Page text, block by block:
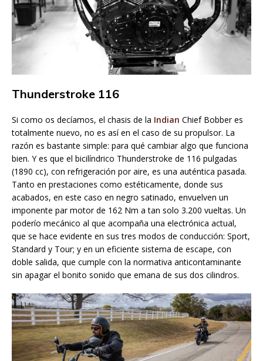
Thunderstroke 116
Si como os decíamos, el chasis de la Indian Chief Bobber es
totalmente nuevo, no es así en el caso de su propulsor. La
razón es bastante simple: para qué cambiar algo que funciona
bien. Y es que el bicilíndrico Thunderstroke de 116 pulgadas
(1890 cc), con refrigeración por aire, es una auténtica pasada.
Tanto en prestaciones como estéticamente, donde sus
acabados, en este caso en negro satinado, envuelven un
imponente par motor de 162 Nm a tan solo 3.200 vueltas. Un
poderío mecánico al que acompaña una electrónica actual,
que se hace evidente en sus tres modos de conducción: Sport,
Standard y Tour; y en un eficiente sistema de escape, con
doble salida, que cumple con la normativa anticontaminante
sin apagar el bonito sonido que emana de sus dos cilindros.